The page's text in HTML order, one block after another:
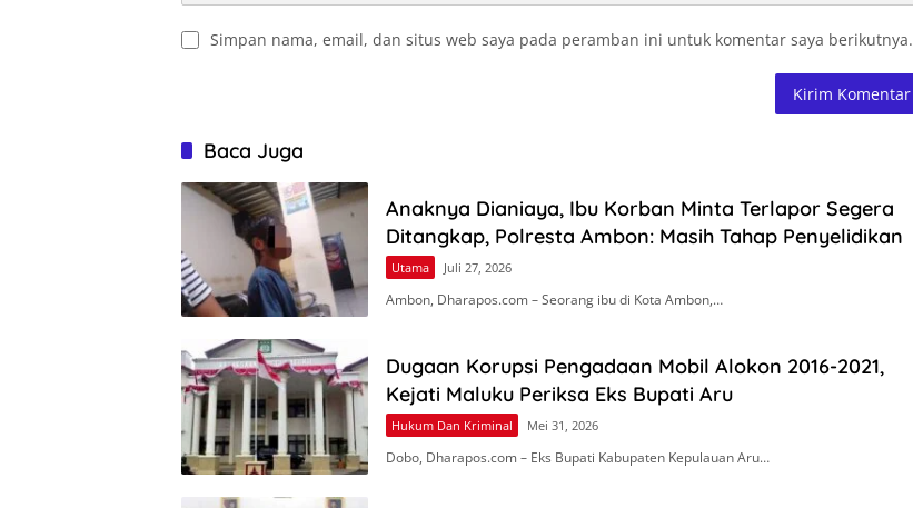
Simpan nama, email, dan situs web saya pada peramban ini untuk komentar saya berikutnya.
Baca Juga
Anaknya Dianiaya, Ibu Korban Minta Terlapor Segera
Ditangkap, Polresta Ambon: Masih Tahap Penyelidikan
Utama Juli 27, 2026
Ambon, Dharapos.com – Seorang ibu di Kota Ambon,…
Dugaan Korupsi Pengadaan Mobil Alokon 2016-2021,
Kejati Maluku Periksa Eks Bupati Aru
Hukum Dan Kriminal Mei 31, 2026
Dobo, Dharapos.com – Eks Bupati Kabupaten Kepulauan Aru…